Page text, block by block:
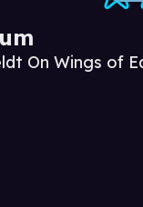
On Wings of